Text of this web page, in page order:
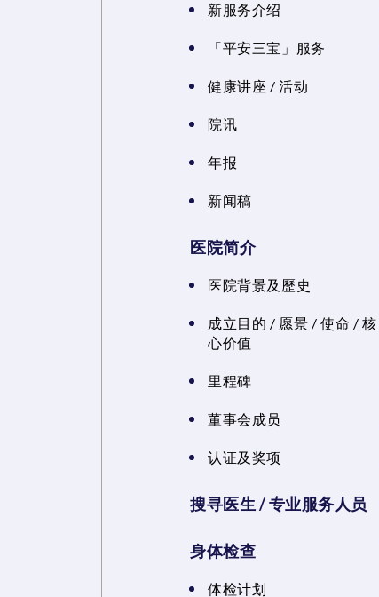
新服务介绍
「平安三宝」服务
健康讲座 / 活动
院讯
年报
新闻稿
医院简介
医院背景及歷史
成立目的 / 愿景 / 使命 / 核
心价值
里程碑
董事会成员
认证及奖项
搜寻医生 / 专业服务人员
身体检查
体检计划